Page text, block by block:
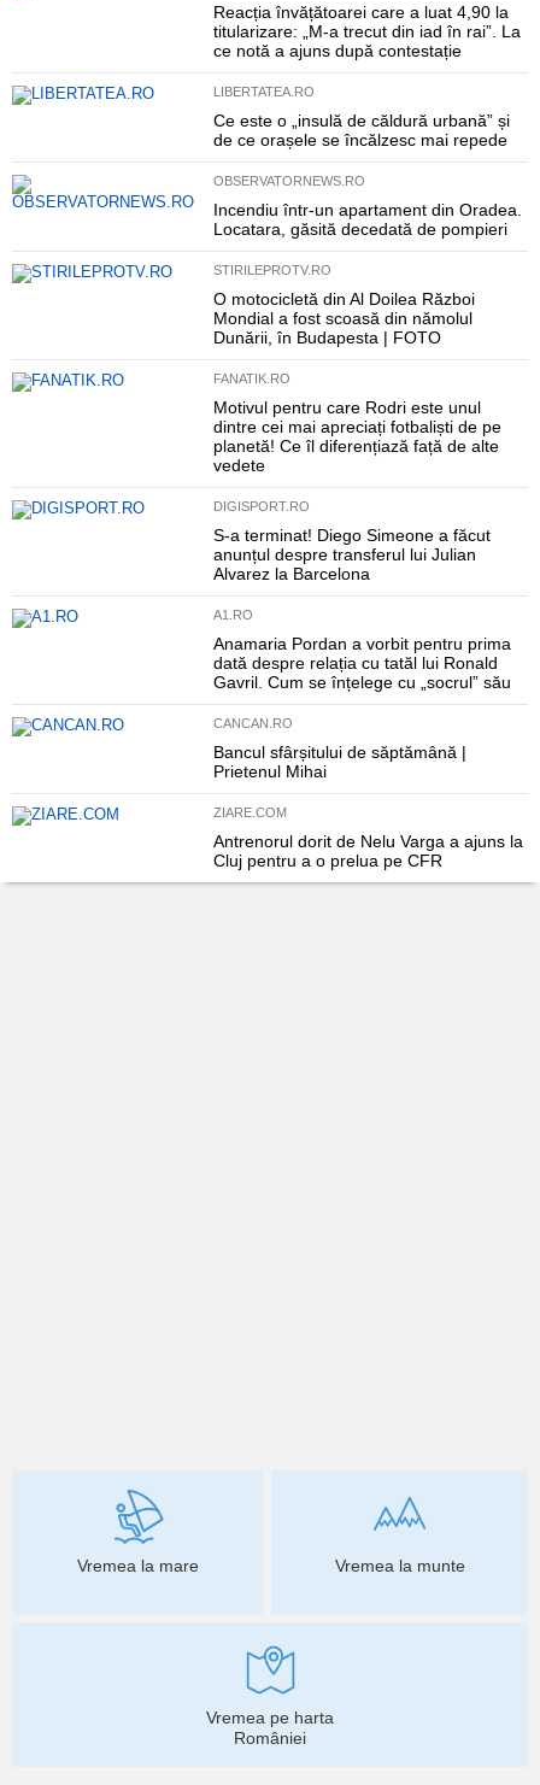
Reacția învățătoarei care a luat 4,90 la
titularizare: „M-a trecut din iad în rai”. La
ce notă a ajuns după contestație
LIBERTATEA.RO
Ce este o „insulă de căldură urbană” și
de ce orașele se încălzesc mai repede
OBSERVATORNEWS.RO
Incendiu într-un apartament din Oradea.
Locatara, găsită decedată de pompieri
STIRILEPROTV.RO
O motocicletă din Al Doilea Război
Mondial a fost scoasă din nămolul
Dunării, în Budapesta | FOTO
FANATIK.RO
Motivul pentru care Rodri este unul
dintre cei mai apreciați fotbaliști de pe
planetă! Ce îl diferențiază față de alte
vedete
DIGISPORT.RO
S-a terminat! Diego Simeone a făcut
anunțul despre transferul lui Julian
Alvarez la Barcelona
A1.RO
Anamaria Pordan a vorbit pentru prima
dată despre relația cu tatăl lui Ronald
Gavril. Cum se înțelege cu „socrul” său
CANCAN.RO
Bancul sfârșitului de săptămână |
Prietenul Mihai
ZIARE.COM
Antrenorul dorit de Nelu Varga a ajuns la
Cluj pentru a o prelua pe CFR
Vremea la mare Vremea la munte
Vremea pe harta
României